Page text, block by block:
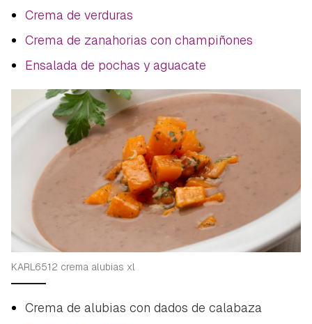
Guardar como favorito
Para poder guardar como favorito, primero has de
iniciar sesión con tu cuenta de Hogarmanía.
Crema de verduras
Crema de zanahorias con champiñones
Ensalada de pochas y aguacate
KARL6512 crema alubias xl
Crema de alubias con dados de calabaza
Contenido enviado